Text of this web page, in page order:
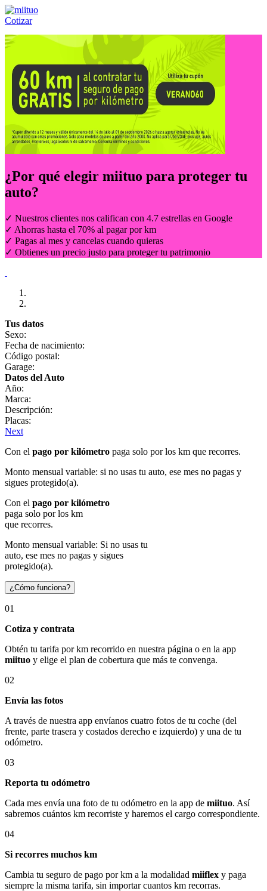
Cotizar
Llámanos al:(55) 84-21-05-00 ó
¿Por qué elegir miituo para proteger tu
auto?
✓ Nuestros clientes nos califican con 4.7 estrellas en Google
✓ Ahorras hasta el 70% al pagar por km
✓ Pagas al mes y cancelas cuando quieras
✓ Obtienes un precio justo para proteger tu patrimonio
Tus datos
Sexo:
Fecha de nacimiento:
Código postal:
Garage:
Datos del Auto
Año:
Marca:
Descripción:
Placas:
Next
Con el pago por kilómetro paga solo por los km que recorres.
Monto mensual variable: si no usas tu auto, ese mes no pagas y
sigues protegido(a).
Con el pago por kilómetro
paga solo por los km
que recorres.
Monto mensual variable: Si no usas tu
auto, ese mes no pagas y sigues
protegido(a).
¿Cómo funciona?
01
Cotiza y contrata
Obtén tu tarifa por km recorrido en nuestra página o en la app
miituo y elige el plan de cobertura que más te convenga.
02
Envía las fotos
A través de nuestra app envíanos cuatro fotos de tu coche (del
frente, parte trasera y costados derecho e izquierdo) y una de tu
odómetro.
03
Reporta tu odómetro
Cada mes envía una foto de tu odómetro en la app de miituo. Así
sabremos cuántos km recorriste y haremos el cargo correspondiente.
04
Si recorres muchos km
Cambia tu seguro de pago por km a la modalidad miiflex y paga
siempre la misma tarifa, sin importar cuantos km recorras.